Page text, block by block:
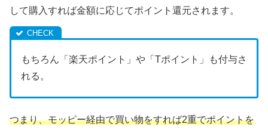
して購入すれば金額に応じてポイント還元されます。
もちろん「楽天ポイント」や「Tポイント」も付与さ
れる。
つまり、モッピー経由で買い物をすれば2重でポイントを